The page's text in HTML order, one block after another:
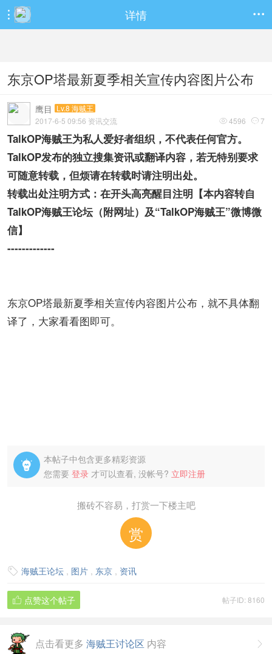
 详情 
东京OP塔最新夏季相关宣传内容图片公布
鹰目 Lv.8 海贼王
 4596  7
2017-6-5 09:56 资讯交流
TalkOP海贼王为私人爱好者组织，不代表任何官方。​
TalkOP发布的独立搜集资讯或翻译内容，若无特别要求
可随意转载，但烦请在转载时请注明出处。
转载出处注明方式：在开头高亮醒目注明【本内容转自
TalkOP海贼王论坛（附网址）及“TalkOP海贼王”微博微
信】
-------------
东京OP塔最新夏季相关宣传内容图片公布，就不具体翻
译了，大家看看图即可。

本帖子中包含更多精彩资源
您需要 登录 才可以查看, 没帐号? 立即注册
搬砖不容易，打赏一下楼主吧
赏
 海贼王论坛 , 图片 , 东京 , 资讯
帖子ID: 8160
 点赞这个帖子

点击看更多 海贼王讨论区 内容